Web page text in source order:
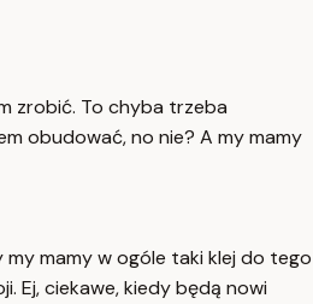
zrobić. To chyba trzeba
obudować, no nie? A my mamy
my mamy w ogóle taki klej do tego
Ej, ciekawe, kiedy będą nowi